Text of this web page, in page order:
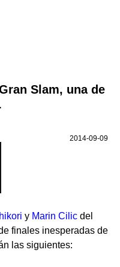
Slam, una de
2014-09-09
y Marin Cilic del
finales inesperadas de
las siguientes: